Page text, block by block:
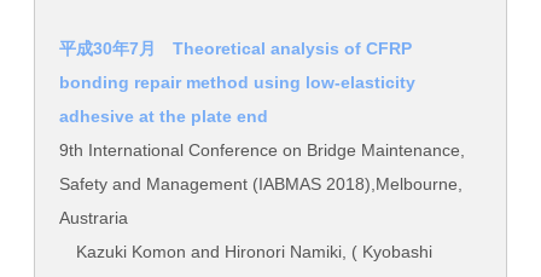
平成30年7月 Theoretical analysis of CFRP
bonding repair method using low-elasticity
adhesive at the plate end
9th International Conference on Bridge Maintenance,
Safety and Management (IABMAS 2018),Melbourne,
Austraria
Kazuki Komon and Hironori Namiki, ( Kyobashi